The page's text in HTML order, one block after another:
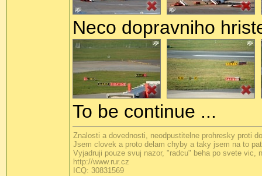
Neco dopravniho
To be continue ...
Znalosti a dovednosti, neodpustitelne prohresky proti
Jsem clovek a proto delam chyby a taky jsem na to
Vyjadruji pouze svuj nazor, "radcu" beha po svete vic,
http://www.rur.cz
ICQ: 30831569